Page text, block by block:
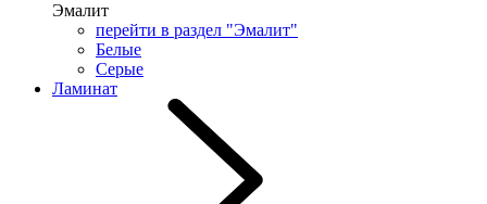
Эмалит
перейти в раздел "Эмалит"
Белые
Серые
Ламинат